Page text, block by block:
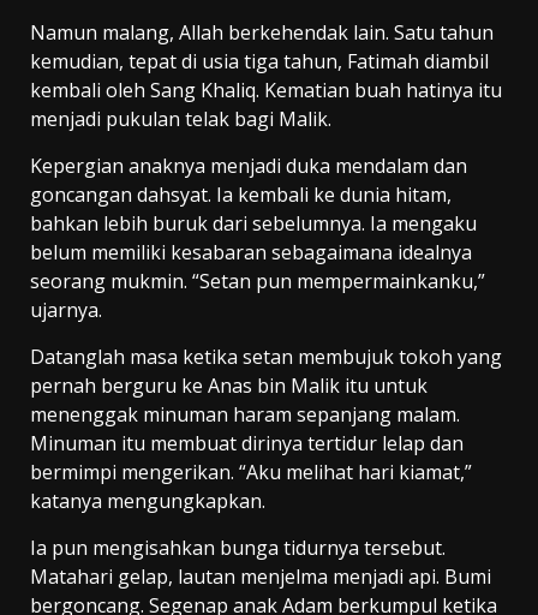
Namun malang, Allah berkehendak lain. Satu tahun
kemudian, tepat di usia tiga tahun, Fatimah diambil
kembali oleh Sang Khaliq. Kematian buah hatinya itu
menjadi pukulan telak bagi Malik.
Kepergian anaknya menjadi duka mendalam dan
goncangan dahsyat. Ia kembali ke dunia hitam,
bahkan lebih buruk dari sebelumnya. Ia mengaku
belum memiliki kesabaran sebagaimana idealnya
seorang mukmin. “Setan pun mempermainkanku,”
ujarnya.
Datanglah masa ketika setan membujuk tokoh yang
pernah berguru ke Anas bin Malik itu untuk
menenggak minuman haram sepanjang malam.
Minuman itu membuat dirinya tertidur lelap dan
bermimpi mengerikan. “Aku melihat hari kiamat,”
katanya mengungkapkan.
Ia pun mengisahkan bunga tidurnya tersebut.
Matahari gelap, lautan menjelma menjadi api. Bumi
bergoncang. Segenap anak Adam berkumpul ketika